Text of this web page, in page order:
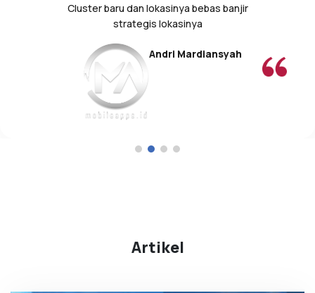
Cluster baru dan lokasinya bebas banjir
strategis lokasinya
Andri Mardiansyah
Artikel